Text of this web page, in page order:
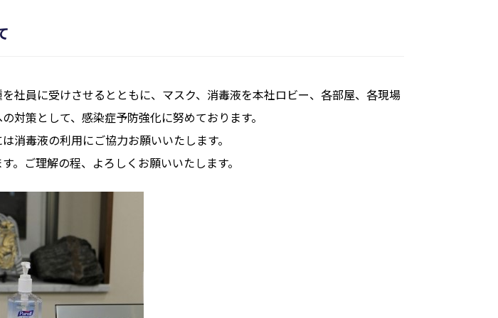
社員に受けさせるとともに、マスク、消毒液を本社ロビー、各部屋、各現場
対策として、感染症予防強化に努めております。
消毒液の利用にご協力お願いいたします。
。ご理解の程、よろしくお願いいたします。